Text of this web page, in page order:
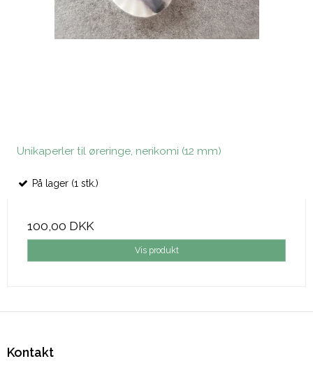
Unikaperler til øreringe, nerikomi (12 mm)
På lager (1 stk.)
100,00 DKK
Vis produkt
Kontakt